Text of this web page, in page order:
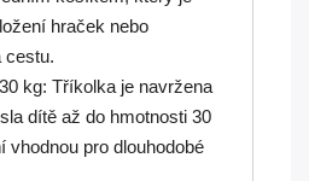
hraček nebo
cestu.
kg: Tříkolka je navržena
dítě až do hmotnosti 30
vhodnou pro dlouhodobé